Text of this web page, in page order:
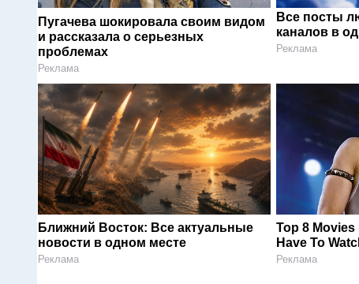
Пугачева шокировала своим видом
и рассказала о серьезных
проблемах
Реклама
Все посты
каналов в
Реклама
Ближний Восток: Все актуальные
новости в одном месте
Реклама
Top 8 Movies
Have To
Реклама